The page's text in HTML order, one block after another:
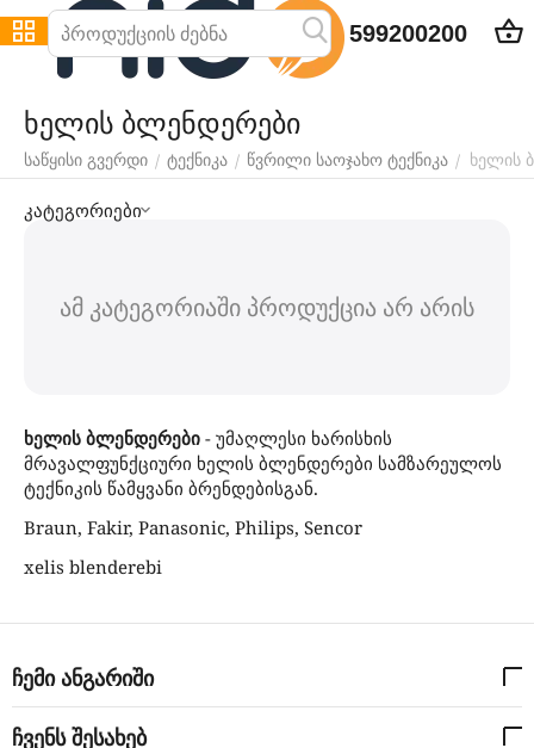
599200200
ხელის ბლენდერები
საწყისი გვერდი / ტექნიკა / წვრილი საოჯახო ტექნიკა / ხელის
კატეგორიები
ხელის ბლენდერები - უმაღლესი ხარისხის
მრავალფუნქციური ხელის ბლენდერები სამზარეულოს
ტექნიკის წამყვანი ბრენდებისგან.
Braun, Fakir, Panasonic, Philips, Sencor
xelis blenderebi
ამ კატეგორიაში პროდუქცია არ არის
ჩემი ანგარიში
ჩვენს შესახებ